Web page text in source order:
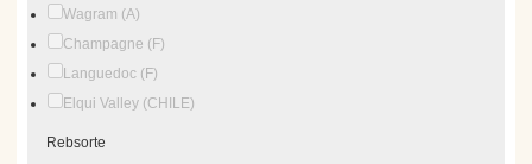
Wagram (A)
Champagne (F)
Languedoc (F)
Elqui Valley (CHILE)
Rebsorte